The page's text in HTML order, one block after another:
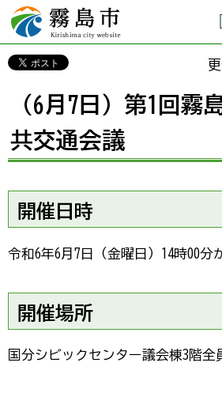
霧島市 Kirishima
city website
（6月7日）第1回霧
共交通会議
開催日時
令和6年6月7日（金曜日）14時00分
開催場所
国分シビックセンター議会棟3階全